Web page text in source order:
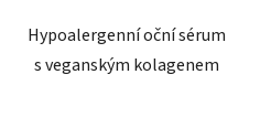
hvězdiček.
Hypoalergenní oční sérum
s veganským kolagenem